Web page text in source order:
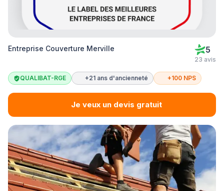
Entreprise Couverture Merville 5
23 avis
QUALIBAT-RGE +21 ans d'ancienneté +100 NPS
Je veux un devis gratuit